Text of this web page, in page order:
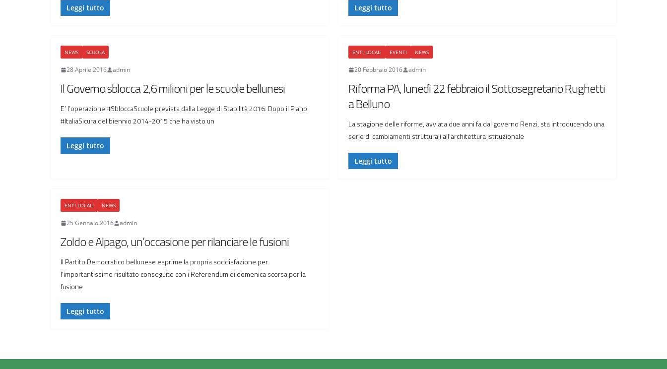
Leggi tutto Leggi tutto
NEWS SCUOLA
28 Aprile 2016 admin
Il Governo sblocca 2,6 milioni per le scuole bellunesi
E’ l’operazione #SbloccaScuole prevista dalla Legge di Stabilità 2016. Dopo il Piano
#ItaliaSicura del biennio 2014-2015 che ha visto un
Leggi tutto
ENTI LOCALI EVENTI NEWS
20 Febbraio 2016 admin
Riforma PA, lunedì 22 febbraio il Sottosegretario Rughetti
a Belluno
La stagione delle riforme, avviata due anni fa dal governo Renzi, sta introducendo una
serie di cambiamenti strutturali all’architettura istituzionale
Leggi tutto
ENTI LOCALI NEWS
25 Gennaio 2016 admin
Zoldo e Alpago, un’occasione per rilanciare le fusioni
Il Partito Democratico bellunese esprime la propria soddisfazione per
l’importantissimo risultato conseguito con i Referendum di domenica scorsa per la
fusione
Leggi tutto